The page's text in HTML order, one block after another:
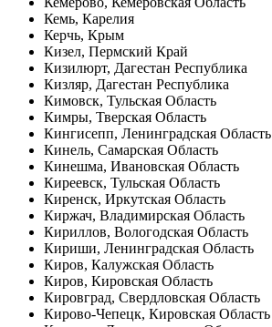
Кемь, Карелия
Керчь, Крым
Кизел, Пермский Край
Кизилюрт, Дагестан Республика
Кизляр, Дагестан Республика
Кимовск, Тульская Область
Кимры, Тверская Область
Кингисепп, Ленинградская Область
Кинель, Самарская Область
Кинешма, Ивановская Область
Киреевск, Тульская Область
Киренск, Иркутская Область
Киржач, Владимирская Область
Кириллов, Вологодская Область
Кириши, Ленинградская Область
Киров, Калужская Область
Киров, Кировская Область
Кировград, Свердловская Область
Кирово-Чепецк, Кировская Область